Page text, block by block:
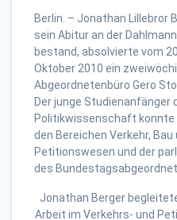
Berlin. – Jonathan Lillebror
sein Abitur an der
bestand, absolvierte vom
Oktober 2010 ein
Abgeordnetenbüro Gero
Der junge Studienanfänger
Politikwissenschaft konnte
den Bereichen Verkehr,
Petitionswesen und der
des
Jonathan Berger
Arbeit im Verkehrs- und